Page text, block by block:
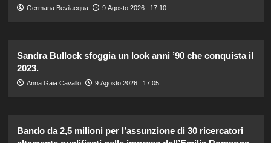
Germana Bevilacqua 9 Agosto 2026 : 17:10
Sandra Bullock sfoggia un look anni ’90 che conquista il
2023.
Anna Gaia Cavallo 9 Agosto 2026 : 17:05
Bando da 2,5 milioni per l’assunzione di 30 ricercatori